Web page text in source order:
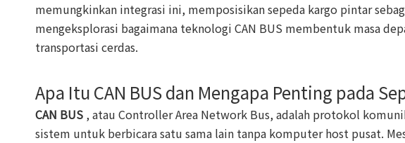
memungkinkan integrasi ini, memposisikan sepeda kargo pintar
mengeksplorasi bagaimana teknologi CAN BUS membentuk masa
transportasi cerdas.
Apa Itu CAN BUS dan Mengapa Penting pada
CAN BUS , atau Controller Area Network Bus, adalah protokol
sistem untuk berbicara satu sama lain tanpa komputer host pusat.